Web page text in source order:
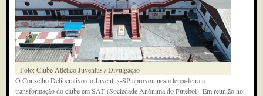
Foto: Clube Atlético Juventus / Divulgação
O Conselho Deliberativo do Juventus-SP aprovou nesta terça-feira a
transformação do clube em SAF (Sociedade Anônima do Futebol). Em reunião no